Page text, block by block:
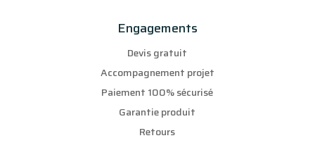
Engagements
Devis gratuit
Accompagnement projet
Paiement 100% sécurisé
Garantie produit
Retours